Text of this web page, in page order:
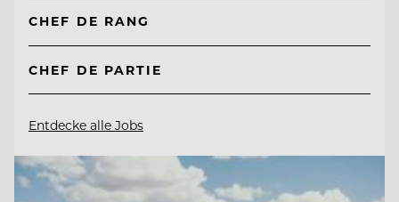
CHEF DE RANG
CHEF DE PARTIE
Entdecke alle Jobs